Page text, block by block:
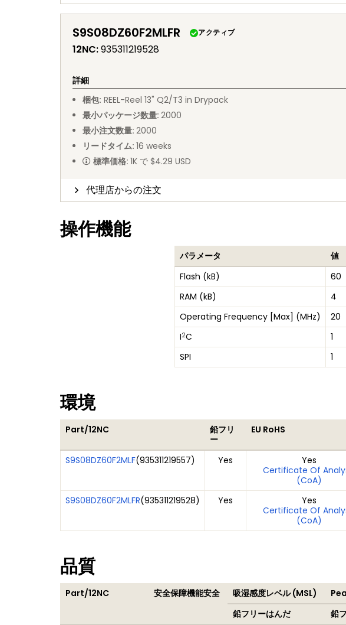
S9S08DZ60F2MLFR アクティブ
12NC:935311219528
詳細
梱包: REEL-Reel 13" Q2/T3 in Drypack
最小パッケージ数量: 2000
最小注文数量: 2000
リードタイム: 16 weeks
標準価格: 1K で $4.29 USD
代理店からの注文
操作機能
パラメータ
値
Flash (kB)
60
RAM (kB)
4
Operating Frequency [Max] (MHz)
20
I2C
1
SPI
1
環境
Part/12NC
鉛フリ
ー
EU RoHS
S9S08DZ60F2MLF(935311219557) Yes
Yes
Certificate Of
(CoA)
S9S08DZ60F2MLFR(935311219528) Yes
Yes
Certificate Of
(CoA)
品質
Part/12NC 安全保障機能安全 吸湿感度レベル (MSL)
鉛フリーはんだ
鉛